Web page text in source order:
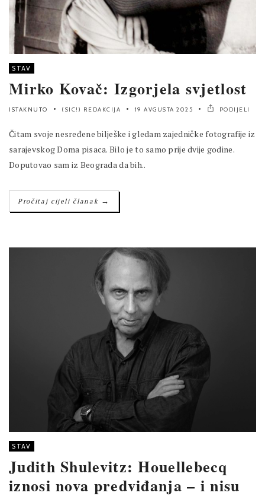
STAV
Mirko Kovač: Izgorjela svjetlost
ISTAKNUTO (SIC!) REDAKCIJA 19 AVGUSTA 2025 PODIJELI
Čitam svoje nesređene bilješke i gledam zajedničke fotografije iz
sarajevskog Doma pisaca. Bilo je to samo prije dvije godine.
Doputovao sam iz Beograda da bih..
Pročitaj cijeli članak →
STAV
Judith Shulevitz: Houellebecq
iznosi nova predviđanja – i nisu